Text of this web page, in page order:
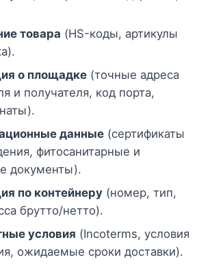
товара (HS-коды, артикулы
о площадке (точные адреса
и получателя, код порта,
данные (сертификаты
фитосанитарные и
документы).
по контейнеру (номер, тип,
брутто/нетто).
условия (Incoterms, условия
ожидаемые сроки доставки).